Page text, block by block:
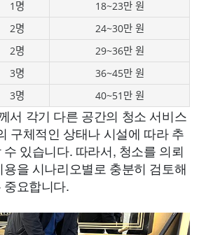
1명
18~23만 원
2명
24~30만 원
2명
29~36만 원
3명
36~45만 원
3명 40~51만 원
서 각기 다른 공간의 청소 서비스
구체적인 상태나 시설에 따라 추
있습니다. 따라서, 청소를 의뢰
을 시나리오별로 충분히 검토해
중요합니다.